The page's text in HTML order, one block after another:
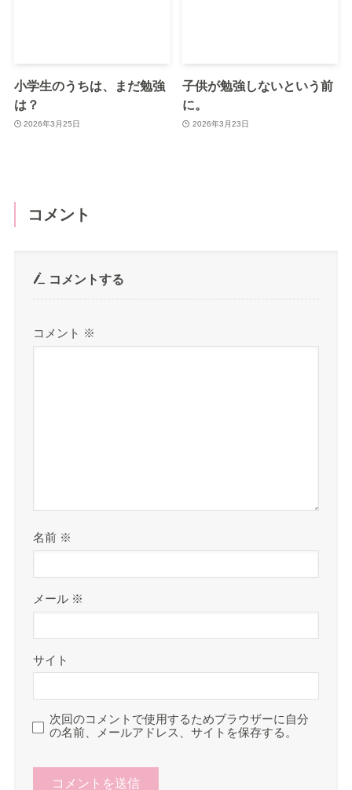
小学生のうちは、まだ勉強
は？
2026年3月25日
子供が勉強しないという前
に。
2026年3月23日
コメント
コメントする
コメント ※
名前 ※
メール ※
サイト
次回のコメントで使用するためブラウザーに自分
の名前、メールアドレス、サイトを保存する。